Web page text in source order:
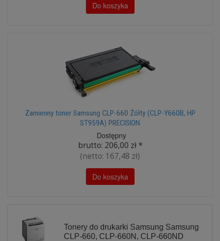
Do koszyka
Zamienny toner Samsung CLP-660 Żółty (CLP-Y660B, HP
ST959A) PRECISION
Dostępny
brutto: 206,00 zł*
(netto: 167,48 zł)
Do koszyka
Tonery do drukarki Samsung Samsung
CLP-660, CLP-660N, CLP-660ND